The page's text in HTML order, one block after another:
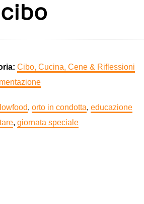
Cibo, Cucina, Cene & Riflessioni
, orto in condotta, educazione
, giornata speciale